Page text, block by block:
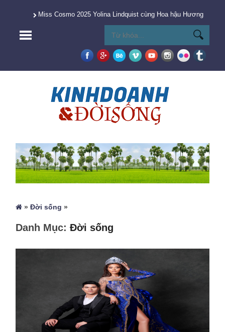
Miss Cosmo 2025 Yolina Lindquist cùng Hoa hậu Hương
»Đời sống »
Danh Mục:Đời sống